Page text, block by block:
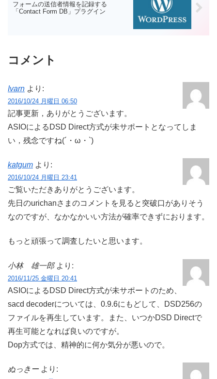
フォームの送信者情報を記録する
「Contact Form DB」プラグイン
コメント
Ivarn より:
2016/10/24 月曜日 06:50
記事更新，ありがとうございます。
ASIOによるDSD Direct方式が未サポートとなってしま
い，残念ですね(´・ω・`)
katgum より:
2016/10/24 月曜日 23:41
ご覧いただきありがとうございます。
先日のurichanさまのコメントを見ると突破口がありそう
なのですが、なかなかいい方法が確率できずにおります。
もっと頑張って調査したいと思います。
小林 雄一郎 より:
2016/11/25 金曜日 20:41
ASIOによるDSD Direct方式が未サポートのため、
sacd decoderについては、0.9.6にもどして、DSD256の
ファイルを再生しています。また、いつかDSD Directで
再生可能となれば良いのですが。
Dop方式では、精神的に何か気分が悪いので。
ぬっきー より: